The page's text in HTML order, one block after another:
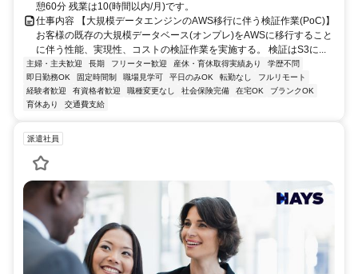
憩60分 残業は10(時間以内/月)です。
仕事内容 【大規模データエンジンのAWS移行に伴う検証作業(PoC)】
お客様の既存の大規模データベース(オンプレ)をAWSに移行すること
に伴う性能、実現性、コストの検証作業を実施する。 検証はS3に...
主婦・主夫歓迎 長期 フリーター歓迎 産休・育休取得実績あり
学歴不問
即日勤務OK
固定時間制 職場見学可 平日のみOK 転勤なし
フルリモート
経験者歓迎
有資格者歓迎 職種変更なし 社会保険完備 在宅OK
ブランクOK
育休あり
交通費支給
派遣社員